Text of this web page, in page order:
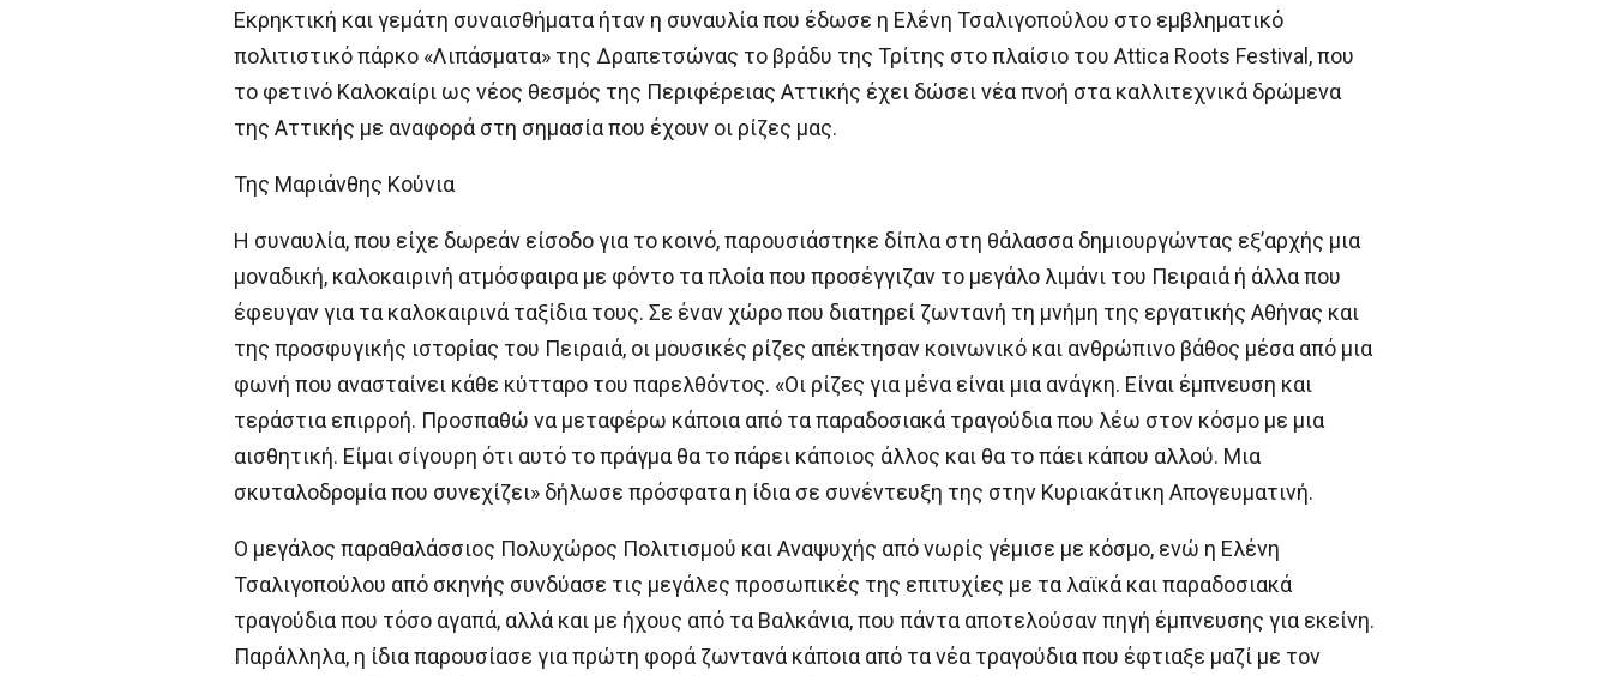
Εκρηκτική και γεμάτη συναισθήματα ήταν η συναυλία που έδωσε η Ελένη Τσαλιγοπούλου στο εμβληματικό
πολιτιστικό πάρκο «Λιπάσματα» της Δραπετσώνας το βράδυ της Τρίτης στο πλαίσιο του Attica Roots Festival, που
το φετινό Καλοκαίρι ως νέος θεσμός της Περιφέρειας Αττικής έχει δώσει νέα πνοή στα καλλιτεχνικά δρώμενα
της Αττικής με αναφορά στη σημασία που έχουν οι ρίζες μας.
Της Μαριάνθης Κούνια
Η συναυλία, που είχε δωρεάν είσοδο για το κοινό, παρουσιάστηκε δίπλα στη θάλασσα δημιουργώντας εξ’αρχής μια
μοναδική, καλοκαιρινή ατμόσφαιρα με φόντο τα πλοία που προσέγγιζαν το μεγάλο λιμάνι του Πειραιά ή άλλα που
έφευγαν για τα καλοκαιρινά ταξίδια τους. Σε έναν χώρο που διατηρεί ζωντανή τη μνήμη της εργατικής Αθήνας και
της προσφυγικής ιστορίας του Πειραιά, οι μουσικές ρίζες απέκτησαν κοινωνικό και ανθρώπινο βάθος μέσα από μια
φωνή που ανασταίνει κάθε κύτταρο του παρελθόντος. «Οι ρίζες για μένα είναι μια ανάγκη. Είναι έμπνευση και
τεράστια επιρροή. Προσπαθώ να μεταφέρω κάποια από τα παραδοσιακά τραγούδια που λέω στον κόσμο με μια
αισθητική. Είμαι σίγουρη ότι αυτό το πράγμα θα το πάρει κάποιος άλλος και θα το πάει κάπου αλλού. Μια
σκυταλοδρομία που συνεχίζει» δήλωσε πρόσφατα η ίδια σε συνέντευξη της στην Κυριακάτικη Απογευματινή.
Ο μεγάλος παραθαλάσσιος Πολυχώρος Πολιτισμού και Αναψυχής από νωρίς γέμισε με κόσμο, ενώ η Ελένη
Τσαλιγοπούλου από σκηνής συνδύασε τις μεγάλες προσωπικές της επιτυχίες με τα λαϊκά και παραδοσιακά
τραγούδια που τόσο αγαπά, αλλά και με ήχους από τα Βαλκάνια, που πάντα αποτελούσαν πηγή έμπνευσης για εκείνη.
Παράλληλα, η ίδια παρουσίασε για πρώτη φορά ζωντανά κάποια από τα νέα τραγούδια που έφτιαξε μαζί με τον